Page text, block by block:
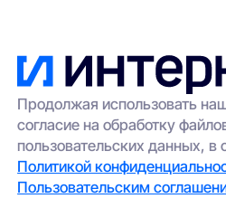
Продолжая использовать
согласие на обработку
пользовательских данных, в
Политикой
Пользовательским